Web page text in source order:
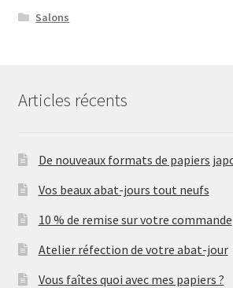
Salons
Articles récents
De nouveaux formats de papiers
Vos beaux abat-jours tout neufs
10 % de remise sur votre commande
Atelier réfection de votre abat-jour
Vous faîtes quoi avec mes papiers ?